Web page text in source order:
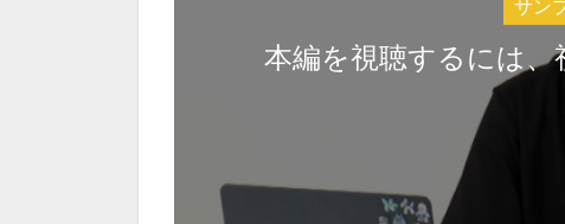
サン
本編を視聴するには